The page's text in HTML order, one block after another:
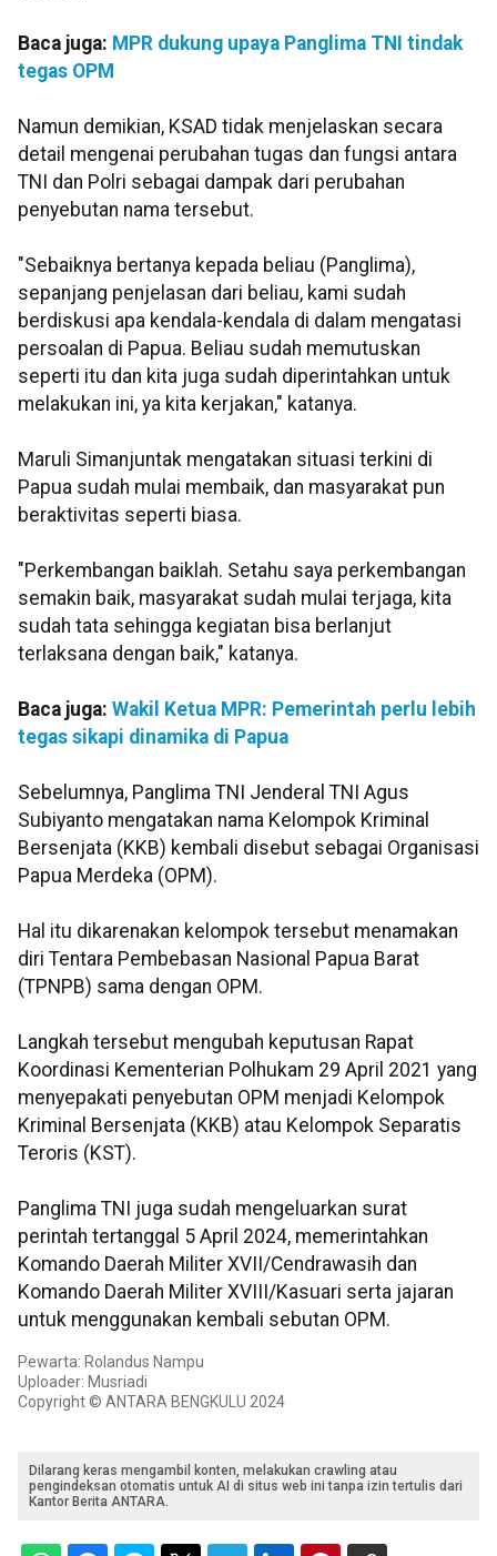
Baca juga: MPR dukung upaya Panglima TNI tindak
tegas OPM
Namun demikian, KSAD tidak menjelaskan secara
detail mengenai perubahan tugas dan fungsi antara
TNI dan Polri sebagai dampak dari perubahan
penyebutan nama tersebut.
"Sebaiknya bertanya kepada beliau (Panglima),
sepanjang penjelasan dari beliau, kami sudah
berdiskusi apa kendala-kendala di dalam mengatasi
persoalan di Papua. Beliau sudah memutuskan
seperti itu dan kita juga sudah diperintahkan untuk
melakukan ini, ya kita kerjakan," katanya.
Maruli Simanjuntak mengatakan situasi terkini di
Papua sudah mulai membaik, dan masyarakat pun
beraktivitas seperti biasa.
"Perkembangan baiklah. Setahu saya perkembangan
semakin baik, masyarakat sudah mulai terjaga, kita
sudah tata sehingga kegiatan bisa berlanjut
terlaksana dengan baik," katanya.
Baca juga: Wakil Ketua MPR: Pemerintah perlu lebih
tegas sikapi dinamika di Papua
Sebelumnya, Panglima TNI Jenderal TNI Agus
Subiyanto mengatakan nama Kelompok Kriminal
Bersenjata (KKB) kembali disebut sebagai Organisasi
Papua Merdeka (OPM).
Hal itu dikarenakan kelompok tersebut menamakan
diri Tentara Pembebasan Nasional Papua Barat
(TPNPB) sama dengan OPM.
Langkah tersebut mengubah keputusan Rapat
Koordinasi Kementerian Polhukam 29 April 2021 yang
menyepakati penyebutan OPM menjadi Kelompok
Kriminal Bersenjata (KKB) atau Kelompok Separatis
Teroris (KST).
Panglima TNI juga sudah mengeluarkan surat
perintah tertanggal 5 April 2024, memerintahkan
Komando Daerah Militer XVII/Cendrawasih dan
Komando Daerah Militer XVIII/Kasuari serta jajaran
untuk menggunakan kembali sebutan OPM.
Pewarta: Rolandus Nampu
Uploader: Musriadi
Copyright © ANTARA BENGKULU 2024
Dilarang keras mengambil konten, melakukan crawling atau
pengindeksan otomatis untuk AI di situs web ini tanpa izin tertulis dari
Kantor Berita ANTARA.